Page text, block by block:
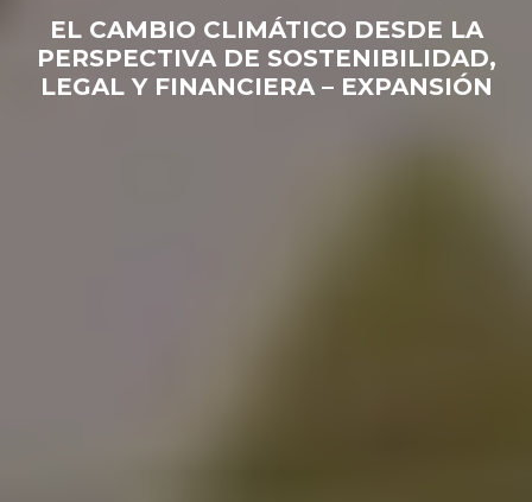
EL CAMBIO CLIMÁTICO DESDE LA
PERSPECTIVA DE SOSTENIBILIDAD,
LEGAL Y FINANCIERA – EXPANSIÓN